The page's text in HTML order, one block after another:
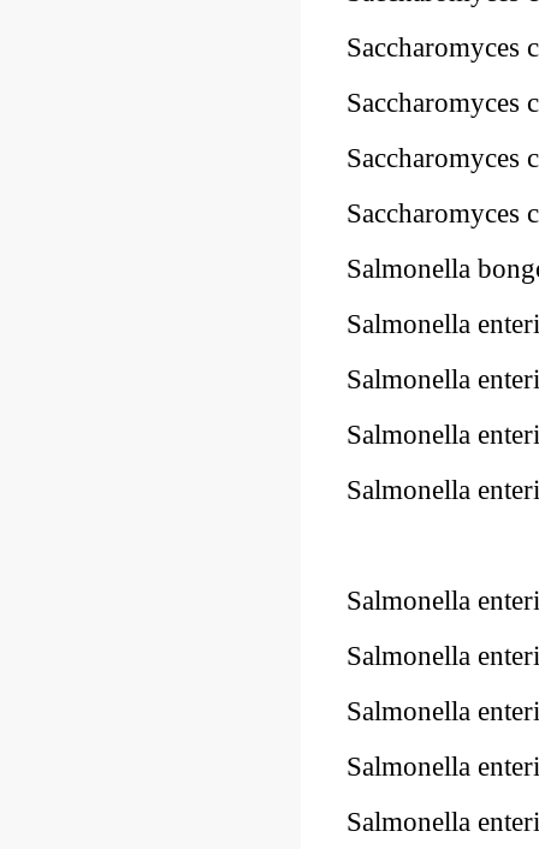
Saccharomyces
Saccharomyces
Salmonella
Salmonella
Salmonella
Salmonella
Salmonella
Salmonella
Salmonella
Salmonella
Salmonella
Salmonella